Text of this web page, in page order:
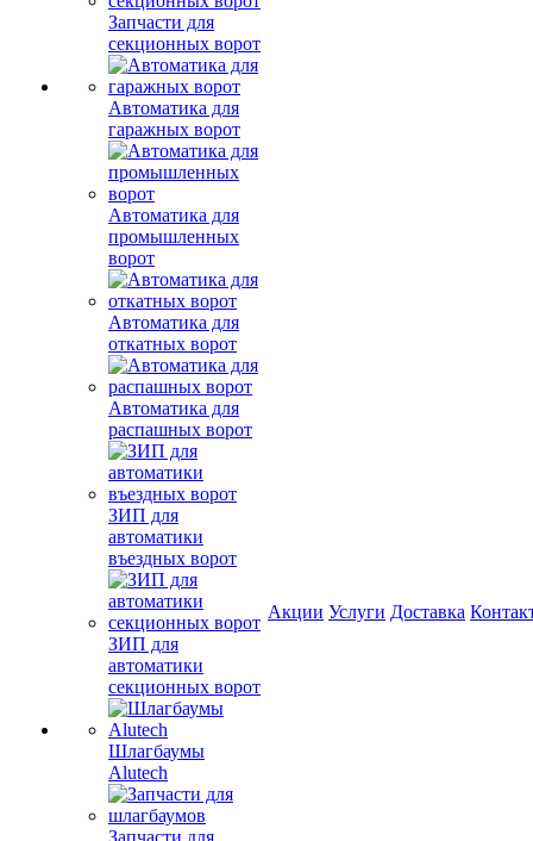
Запчасти для
секционных ворот
Автоматика для
гаражных ворот
Автоматика для
промышленных
ворот
Автоматика для
откатных ворот
Автоматика для
распашных ворот
ЗИП для
автоматики
въездных ворот
ЗИП для
автоматики
секционных ворот
Шлагбаумы
Alutech
Запчасти для
Акции Услуги Доставка